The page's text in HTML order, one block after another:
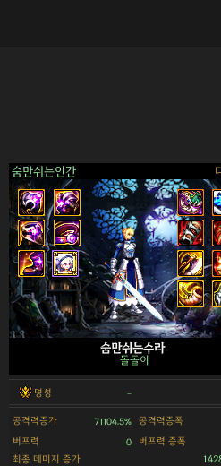
숨만쉬는인간
>
숨만쉬는수라
돌돌이
명성 -
공격력증가 71104.5% 공격력증폭
버프력 0 버프력 증폭
최종 데미지 증가